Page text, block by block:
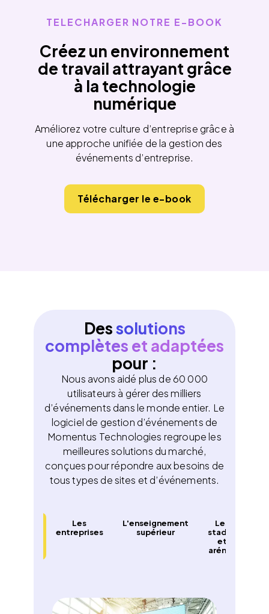
TELECHARGER NOTRE E-BOOK
Créez un environnement
de travail attrayant grâce
à la technologie
numérique
Améliorez votre culture d’entreprise grâce à
une approche unifiée de la gestion des
événements d’entreprise.
Télécharger le e-book
Dessolutions
complètes et adaptées
pour :
Nous avons aidé plus de 60 000
utilisateurs à gérer des milliers
d’événements dans le monde entier. Le
logiciel de gestion d’événements de
Momentus Technologies regroupe les
meilleures solutions du marché,
conçues pour répondre aux besoins de
tous types de sites et d’événements.
Les
entreprises
L'enseignement
supérieur
Les
stades
et
arénas